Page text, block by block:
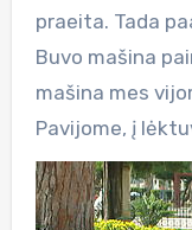
praeita. Tada
Buvo mašina
mašina mes
Pavijome, į